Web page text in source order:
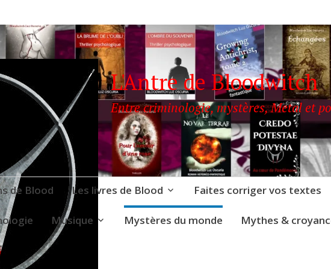
L'Antre de Bloodwitch
Entre criminologie, mystères, Metal et
de Blood Les livres de Blood Faites corriger vos textes
Musique Mystères du monde Mythes &